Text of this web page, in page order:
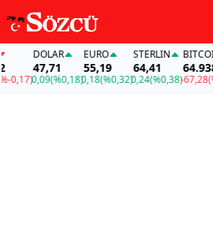
DOLAR
47,71
0,09(%0,18)
EURO
55,19
0,18(%0,32)
STERLIN
64,41
0,24(%0,38)
BITCOIN
-67,28(%-